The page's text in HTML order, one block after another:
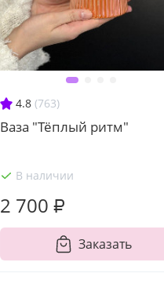
4.8 (763)
Ваза "Тёплый ритм"
В наличии
2 700 ₽
Заказать